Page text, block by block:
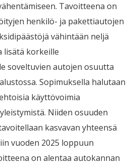
Tavoitteena on
henkilö- ja pakettiautojen
vähintään neljä
lisätä korkeille
soveltuvien autojen osuutta
Sopimuksella halutaan
käyttövoimia
Niiden osuuden
kasvavan yhteensä
vuoden 2025 loppuun
on alentaa autokannan